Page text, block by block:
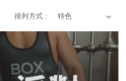
排列方式 :